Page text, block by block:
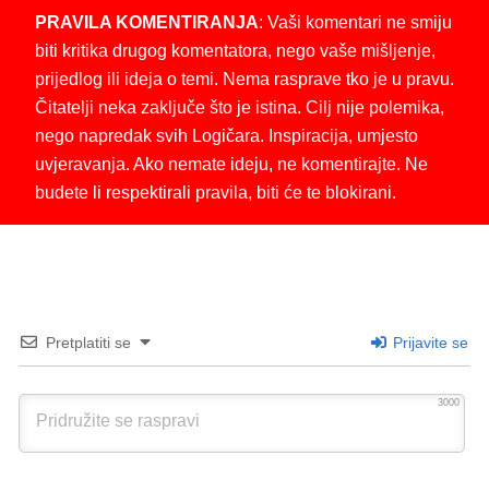
PRAVILA KOMENTIRANJA: Vaši komentari ne smiju
biti kritika drugog komentatora, nego vaše mišljenje,
prijedlog ili ideja o temi. Nema rasprave tko je u pravu.
Čitatelji neka zaključe što je istina. Cilj nije polemika,
nego napredak svih Logičara. Inspiracija, umjesto
uvjeravanja. Ako nemate ideju, ne komentirajte. Ne
budete li respektirali pravila, biti će te blokirani.
Pretplatiti se Prijavite se
3000